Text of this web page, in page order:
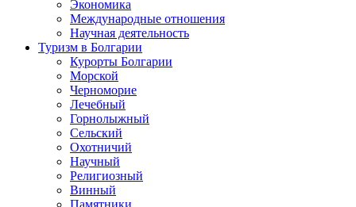
Экономика
Международные отношения
Научная деятельность
Туризм в Болгарии
Курорты Болгарии
Морской
Черноморие
Лечебный
Горнолыжный
Сельский
Охотничий
Научный
Религиозный
Винный
Памятники